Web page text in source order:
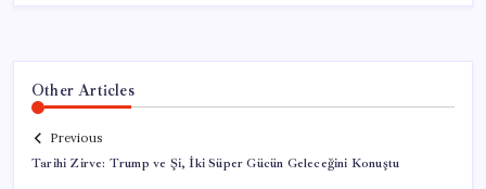
Other Articles
Previous
Tarihi Zirve: Trump ve Şi, İki Süper Gücün Geleceğini Konuştu